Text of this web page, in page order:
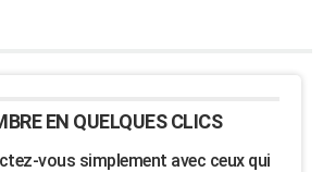
EN QUELQUES CLICS
vous simplement avec ceux qui